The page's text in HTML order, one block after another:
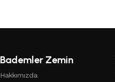
Bademler Zemin
Hakkımızda